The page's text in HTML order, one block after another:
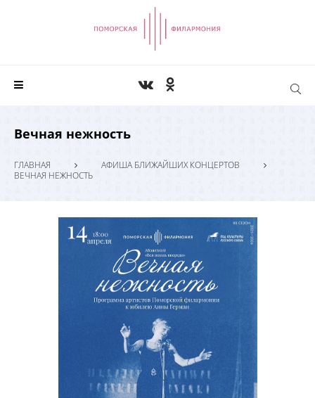
Вечная нежность
ГЛАВНАЯ
АФИША БЛИЖАЙШИХ КОНЦЕРТОВ
ВЕЧНАЯ НЕЖНОСТЬ